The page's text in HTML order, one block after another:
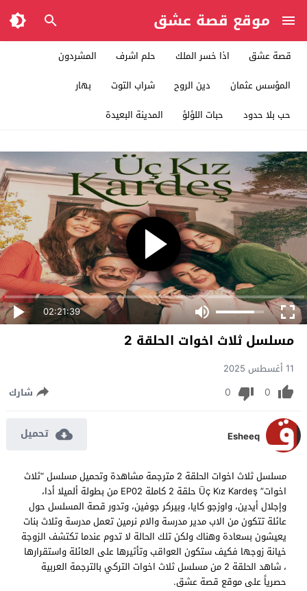
موقع قصة عشق
قصة عشق اذا خسر الملك حلم اشرف
المشردون
المؤسس عثمان
دين الروح شراب التوت
بهار
حب بلا حدود
حبات اللؤلؤ المدينة البعيدة
02:21:39
مسلسل ثلاث اخوات الحلقة 2
11 أغسطس 2025
0
0 شارك
Esheeq تحميل
مسلسل ثلاث اخوات الحلقة 2 مترجمة مشاهدة وتحميل مسلسل “ثلاث
اخوات” Üç Kız Kardeş حلقة 2 كاملة EP02 من بطولة ألميلا أدا،
وإجلال أيدين، واوزجو كايا، وبيركر جوفين، وتدور قصة المسلسل حول
عائلة تتكون من الاب مدير مدرسة والام نرمين تعمل مدرسة وثلاث بنات
يعيشون بسعادة وهناك ولكن تلك الحالة لا تدوم عندما تكتشف الزوجة
خيانة زوجها فكيف ستكون العواقب وتأثيرها على العائلة واستقرارها
، شاهد الحلقة 2 من مسلسل ثلاث اخوات التركي بالترجمة العربية
حصرياً على موقع قصة عشق.